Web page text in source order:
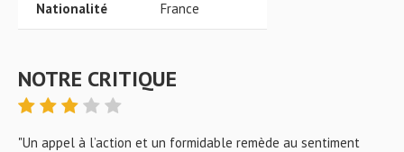
Nationalité France
NOTRE CRITIQUE
"Un appel à l’action et un formidable remède au sentiment